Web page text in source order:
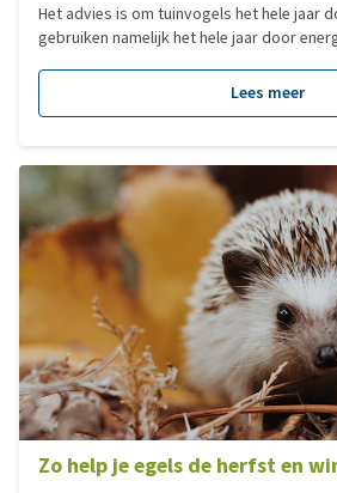
Het advies is om tuinvogels het hele jaar
gebruiken namelijk het hele jaar door
het voorjaar is energie nodig voor het
eieren en het grootbrengen van de jongen.
dat vogels verleren om zelf voedsel te
Lees meer
Zo help je egels de herfst en